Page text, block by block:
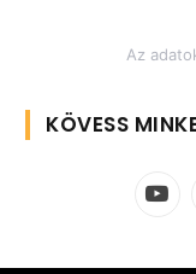
Az
KÖVESS